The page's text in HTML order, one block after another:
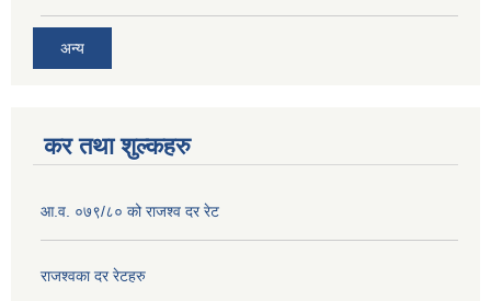
अन्य
कर तथा शुल्कहरु
आ.व. ०७९/८० को राजश्व दर रेट
राजश्‍वका दर रेटहरु